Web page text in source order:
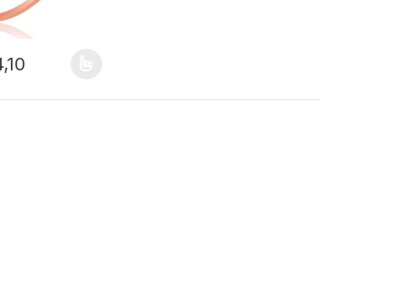
ürün sayfasından seçilebilir
birden fazla varyasyonu var. Seçenekler ürün sayfasından